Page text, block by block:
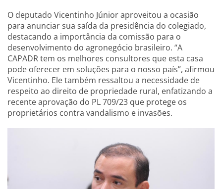
O deputado Vicentinho Júnior aproveitou a ocasião
para anunciar sua saída da presidência do colegiado,
destacando a importância da comissão para o
desenvolvimento do agronegócio brasileiro. “A
CAPADR tem os melhores consultores que esta casa
pode oferecer em soluções para o nosso país”, afirmou
Vicentinho. Ele também ressaltou a necessidade de
respeito ao direito de propriedade rural, enfatizando a
recente aprovação do PL 709/23 que protege os
proprietários contra vandalismo e invasões.